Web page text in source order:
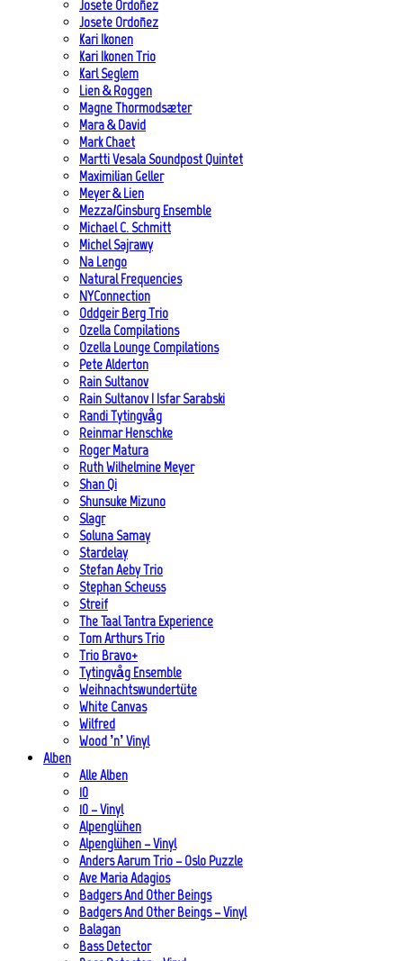
Josete Ordoñez
Josete Ordoñez
Kari Ikonen
Kari Ikonen Trio
Karl Seglem
Lien & Roggen
Magne Thormodsæter
Mara & David
Mark Chaet
Martti Vesala Soundpost Quintet
Maximilian Geller
Meyer & Lien
Mezza/Ginsburg Ensemble
Michael C. Schmitt
Michel Sajrawy
Na Lengo
Natural Frequencies
NYConnection
Oddgeir Berg Trio
Ozella Compilations
Ozella Lounge Compilations
Pete Alderton
Rain Sultanov
Rain Sultanov | Isfar Sarabski
Randi Tytingvåg
Reinmar Henschke
Roger Matura
Ruth Wilhelmine Meyer
Shan Qi
Shunsuke Mizuno
Slagr
Soluna Samay
Stardelay
Stefan Aeby Trio
Stephan Scheuss
Streif
The Taal Tantra Experience
Tom Arthurs Trio
Trio Bravo+
Tytingvåg Ensemble
Weihnachtswundertüte
White Canvas
Wilfred
Wood ’n’ Vinyl
Alben
Alle Alben
10
10 – Vinyl
Alpenglühen
Alpenglühen – Vinyl
Anders Aarum Trio – Oslo Puzzle
Ave Maria Adagios
Badgers And Other Beings
Badgers And Other Beings – Vinyl
Balagan
Bass Detector